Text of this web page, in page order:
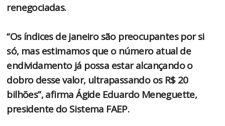
renegociadas.
“Os índices de janeiro são preocupantes por si
só, mas estimamos que o número atual de
endividamento já possa estar alcançando o
dobro desse valor, ultrapassando os R$ 20
bilhões”, afirma Ágide Eduardo Meneguette,
presidente do Sistema FAEP.